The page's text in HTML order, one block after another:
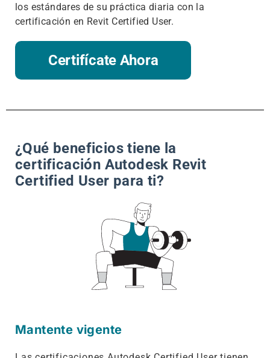
los estándares de su práctica diaria con la
certificación en Revit Certified User.
Certifícate Ahora
¿Qué beneficios tiene la
certificación Autodesk Revit
Certified User para ti?
Mantente vigente